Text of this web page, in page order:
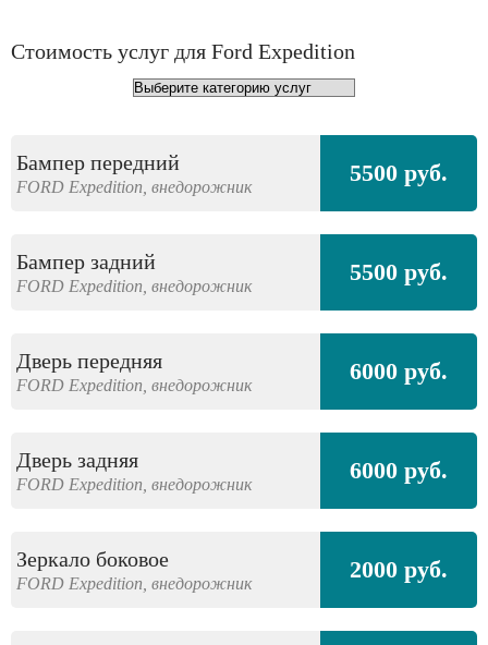
Стоимость услуг для Ford Expedition
Бампер передний
FORD Expedition, внедорожник 5500 руб.
Бампер задний
FORD Expedition, внедорожник 5500 руб.
Дверь передняя
FORD Expedition, внедорожник 6000 руб.
Дверь задняя
FORD Expedition, внедорожник 6000 руб.
Зеркало боковое
FORD Expedition, внедорожник 2000 руб.